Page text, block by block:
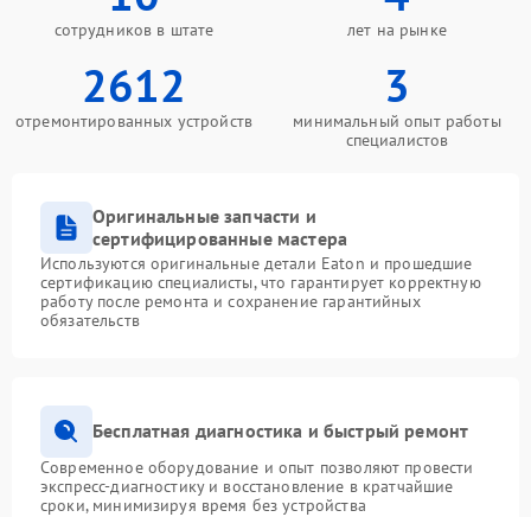
сотрудников в штате лет на рынке
2612
отремонтированных устройств
3
минимальный опыт работы
специалистов
Оригинальные запчасти и
сертифицированные мастера
Используются оригинальные детали Eaton и прошедшие
сертификацию специалисты, что гарантирует корректную
работу после ремонта и сохранение гарантийных
обязательств
Бесплатная диагностика и быстрый ремонт
Современное оборудование и опыт позволяют провести
экспресс-диагностику и восстановление в кратчайшие
сроки, минимизируя время без устройства